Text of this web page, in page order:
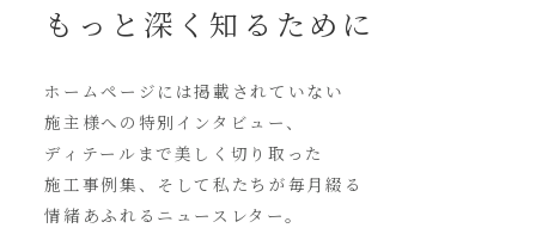
もっと深く知るために
ホームページには掲載されていない
施主様への特別インタビュー、
ディテールまで美しく切り取った
施工事例集、そして私たちが毎月綴る
情緒あふれるニュースレター。